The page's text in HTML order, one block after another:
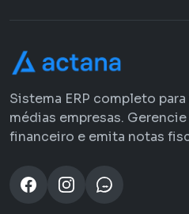
Sistema ERP completo
médias empresas.
financeiro e emita notas